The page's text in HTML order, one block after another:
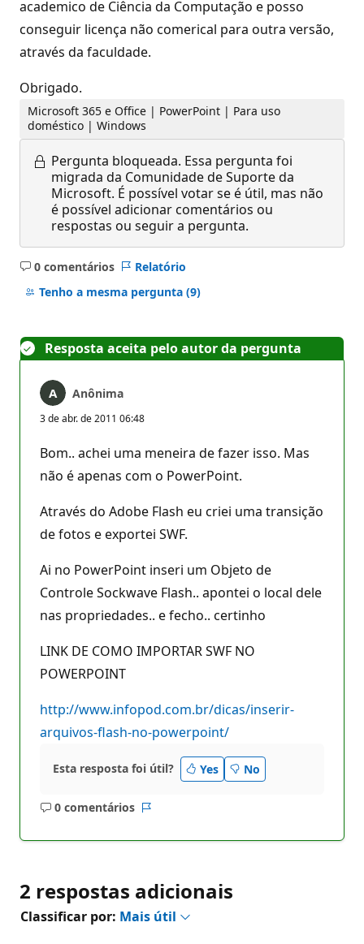
academico de Ciência da Computação e posso
conseguir licença não comerical para outra versão,
através da faculdade.
Obrigado.
Microsoft 365 e Office | PowerPoint | Para uso
doméstico | Windows
Pergunta bloqueada. Essa pergunta foi
migrada da Comunidade de Suporte da
Microsoft. É possível votar se é útil, mas não
é possível adicionar comentários ou
respostas ou seguir a pergunta.
0 comentários
Sem
comentários
Relatório
Tenho a mesma pergunta (9)
Resposta aceita pelo autor da pergunta
Anônima
3 de abr. de 2011 06:48
Bom.. achei uma meneira de fazer isso. Mas
não é apenas com o PowerPoint.
Através do Adobe Flash eu criei uma transição
de fotos e exportei SWF.
Ai no PowerPoint inseri um Objeto de
Controle Sockwave Flash.. apontei o local dele
nas propriedades.. e fecho.. certinho
LINK DE COMO IMPORTAR SWF NO
POWERPOINT
http://www.infopod.com.br/dicas/inserir-
arquivos-flash-no-powerpoint/
Esta resposta foi útil? Yes No
0 comentários
Sem
2 respostas adicionais
Classificar por: Mais útil